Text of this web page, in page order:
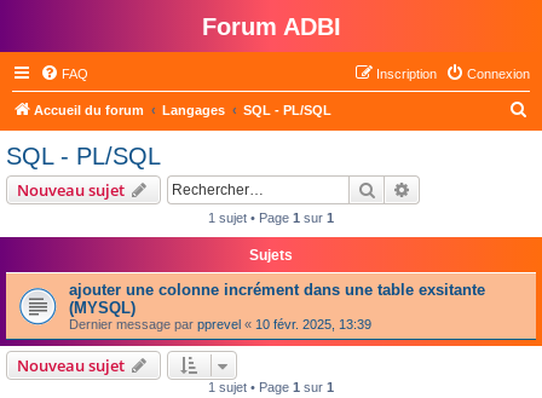
Forum ADBI
FAQ Connexion
Inscription
Accueil du forum Langages SQL - PL/SQL
e
SQL - PL/SQL
Nouveau sujet Rechercher
1 sujet • Page 1 sur 1
Sujets
ajouter une colonne incrément dans une table exsitante
(MYSQL)
Dernier message par pprevel « 10 févr. 2025, 13:39
Nouveau sujet
1 sujet • Page 1 sur 1